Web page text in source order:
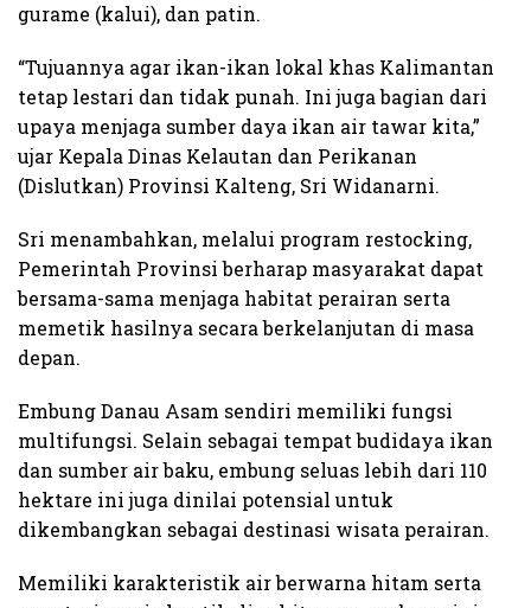
gurame (kalui), dan patin.
“Tujuannya agar ikan-ikan lokal khas Kalimantan
tetap lestari dan tidak punah. Ini juga bagian dari
upaya menjaga sumber daya ikan air tawar kita,”
ujar Kepala Dinas Kelautan dan Perikanan
(Dislutkan) Provinsi Kalteng, Sri Widanarni.
Sri menambahkan, melalui program restocking,
Pemerintah Provinsi berharap masyarakat dapat
bersama-sama menjaga habitat perairan serta
memetik hasilnya secara berkelanjutan di masa
depan.
Embung Danau Asam sendiri memiliki fungsi
multifungsi. Selain sebagai tempat budidaya ikan
dan sumber air baku, embung seluas lebih dari 110
hektare ini juga dinilai potensial untuk
dikembangkan sebagai destinasi wisata perairan.
Memiliki karakteristik air berwarna hitam serta